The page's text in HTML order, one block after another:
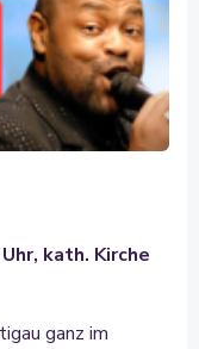
kath. Kirche
ganz im